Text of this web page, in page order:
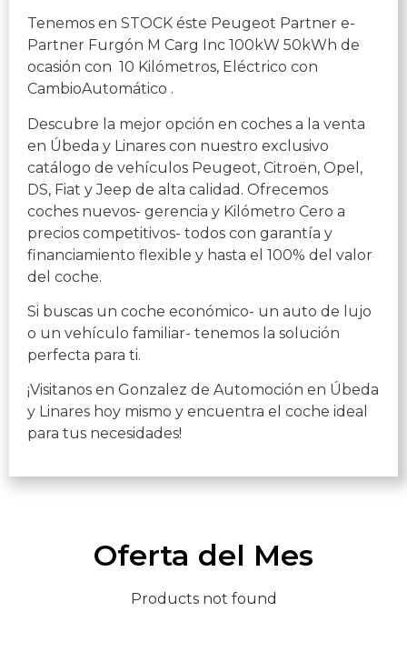
Tenemos en STOCK éste Peugeot Partner e-
Partner Furgón M Carg Inc 100kW 50kWh de
ocasión con 10 Kilómetros, Eléctrico con
CambioAutomático .
Descubre la mejor opción en coches a la venta
en Úbeda y Linares con nuestro exclusivo
catálogo de vehículos Peugeot, Citroën, Opel,
DS, Fiat y Jeep de alta calidad. Ofrecemos
coches nuevos- gerencia y Kilómetro Cero a
precios competitivos- todos con garantía y
financiamiento flexible y hasta el 100% del valor
del coche.
Si buscas un coche económico- un auto de lujo
o un vehículo familiar- tenemos la solución
perfecta para ti.
¡Visitanos en Gonzalez de Automoción en Úbeda
y Linares hoy mismo y encuentra el coche ideal
para tus necesidades!
Oferta del Mes
Products not found